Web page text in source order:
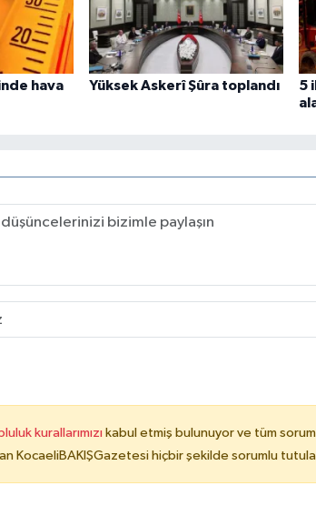
hava
Yüksek Askerî Şûra toplandı
5
kurallarımızı kabul etmiş bulunuyor ve tüm
KocaeliBAKIŞGazetesi hiçbir şekilde sorumlu